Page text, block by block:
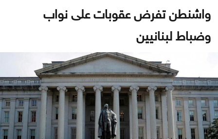
واشنطن تفرض عقوبات على نواب
وضباط لبنانيين